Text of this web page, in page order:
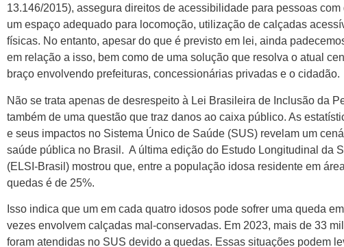
13.146/2015), assegura direitos de acessibilidade para pessoas
um espaço adequado para locomoção, utilização de calçadas
físicas. No entanto, apesar do que é previsto em lei, ainda
em relação a isso, bem como de uma solução que resolva o atual
braço envolvendo prefeituras, concessionárias privadas e o cidadão.
Não se trata apenas de desrespeito à Lei Brasileira de Inclusão da
também de uma questão que traz danos ao caixa público. As
e seus impactos no Sistema Único de Saúde (SUS) revelam um
saúde pública no Brasil. A última edição do Estudo Longitudinal da
(ELSI-Brasil) mostrou que, entre a população idosa residente em
quedas é de 25%.
Isso indica que um em cada quatro idosos pode sofrer uma queda
vezes envolvem calçadas mal-conservadas. Em 2023, mais de 33
foram atendidas no SUS devido a quedas. Essas situações podem